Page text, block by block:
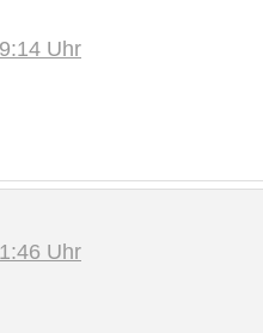
Uhr
Uhr